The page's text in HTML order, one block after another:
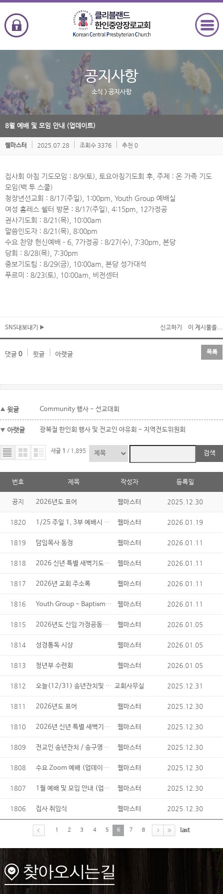
공지사항
소식 > 공지사항
8월 예배 및 모임 안내 (업데이트)
웹마스터 2025.07.28 조회수 3376 추천 0
집사회 아침 기도모임 : 8/9(토), 토요아침기도회 후, 주제 : 온 가족 기도
모임(백 투 스쿨)
청장년선교회 : 8/17(주일), 1:00pm, Youth Group 예배실
여성 홈레스 쉘터 방문 : 8/17(주일), 4:15pm, 12가정공
권사기도회 : 8/21(목), 10:00am
말씀인도자 : 8/21(목), 8:00pm
수요 찬양 헌신예배 - 6, 7가정공 : 8/27(수), 7:30pm, 본당
당회 : 8/28(목), 7:30pm
중보기도팀 : 8/29(금), 10:00am, 본당 성가대석
푸르미 : 8/23(토), 10:00am, 비전센터
SNS내보내기 신고하기 이 게시물을...
댓글 0 윗글 아랫글 목록
윗글 Community 행사 - 선교대회
아랫글 광복절 한인회 행사 및 전교인 야유회 - 지역전도위원회
새글 1 / 1,895 검색
번호 제목 작성자 등록일
공지 2026년도 표어 웹마스터 2025.12.30
1820 1/25 주일 1, 3부 예배시 성찬식 웹마스터 2026.01.19
1819 담임목사 동정 웹마스터 2026.01.11
1818 2026 신년 특별 새벽기도회 영상 웹마스터 2026.01.11
1817 2026년 교회 주소록 웹마스터 2026.01.11
1816 Youth Group - Baptism and Confirmation Classes 웹마스터 2026.01.11
1815 2026년도 신임 가정공동체 리더 및 각 부서 회장 임명식 웹마스터 2026.01.05
1814 성경통독 시상 웹마스터 2026.01.05
1813 청년부 수련회 웹마스터 2026.01.05
1812 오늘(12/31) 송년잔치및 송구영신 예배 날씨 관계로 취소합니다. 교회사무실 2025.12.31
1811 2026년도 표어 웹마스터 2025.12.30
1810 2026년 신년 특별 새벽기도회(업데이트) 웹마스터 2025.12.30
1809 전교인 송년잔치 / 송구영신예배 웹마스터 2025.12.30
1808 수요 Zoom 예배 (업데이트) 웹마스터 2025.12.30
1807 1월 예배 및 모임 안내 (업데이트) 웹마스터 2025.12.30
1806 집사 취임식 웹마스터 2025.12.30
1 2 3 4 5 6 7 8 last